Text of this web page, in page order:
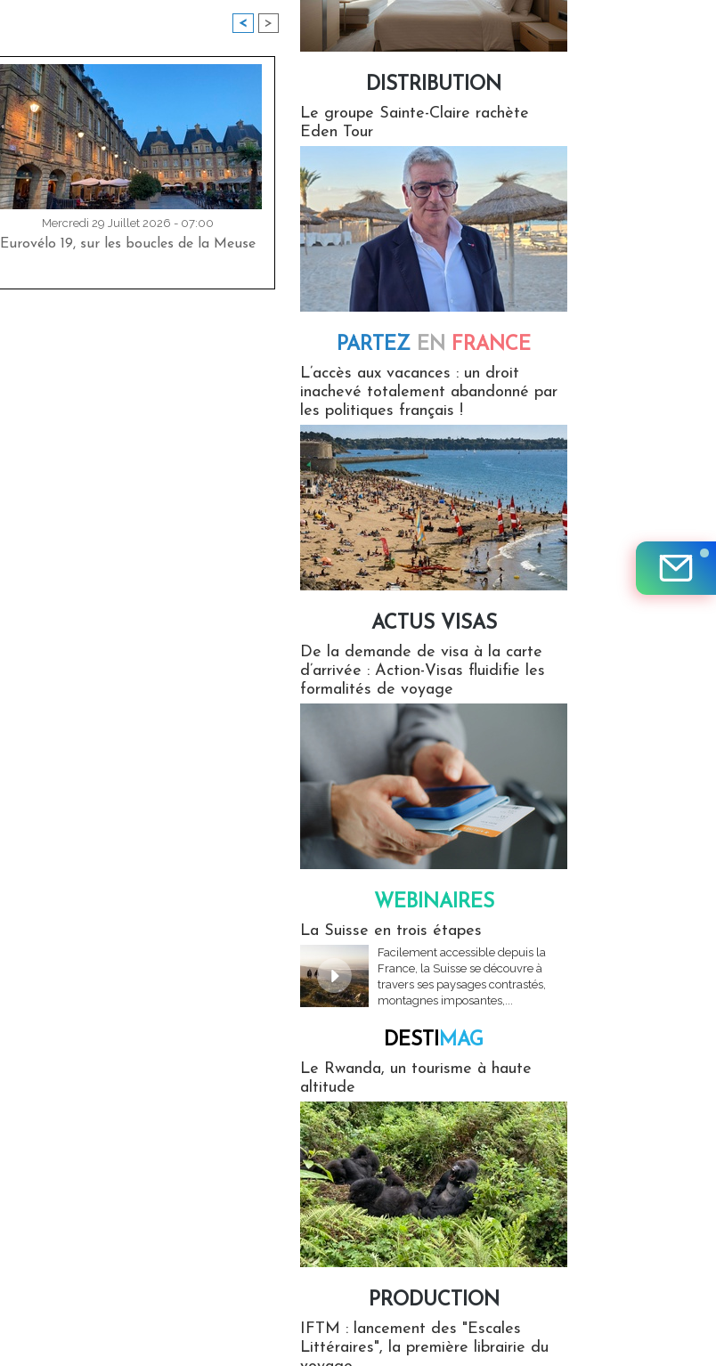
< >
Mercredi 29 Juillet 2026 - 07:00
Eurovélo 19, sur les boucles de la Meuse
DISTRIBUTION
Le groupe Sainte-Claire rachète
Eden Tour
PARTEZ EN FRANCE
L’accès aux vacances : un droit
inachevé totalement abandonné par
les politiques français !
ACTUS VISAS
De la demande de visa à la carte
d’arrivée : Action-Visas fluidifie les
formalités de voyage
WEBINAIRES
La Suisse en trois étapes
Facilement accessible depuis la
France, la Suisse se découvre à
travers ses paysages contrastés,
montagnes imposantes,...
DESTIMAG
Le Rwanda, un tourisme à haute
altitude
PRODUCTION
IFTM : lancement des "Escales
Littéraires", la première librairie du